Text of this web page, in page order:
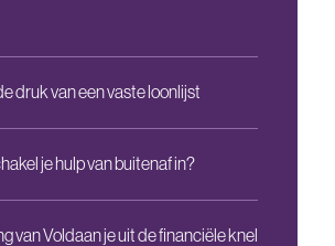
druk van een vaste loonlijst
je hulp van buitenaf in?
van Voldaan je uit de financiële knel